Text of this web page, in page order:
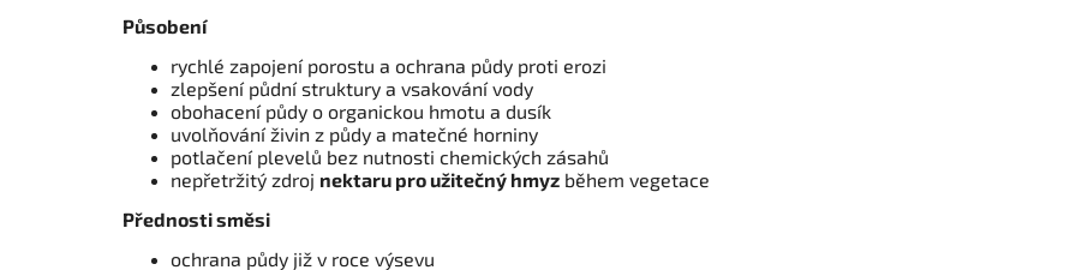
Působení
rychlé zapojení porostu a ochrana půdy proti erozi
zlepšení půdní struktury a vsakování vody
obohacení půdy o organickou hmotu a dusík
uvolňování živin z půdy a matečné horniny
potlačení plevelů bez nutnosti chemických zásahů
nepřetržitý zdroj nektaru pro užitečný hmyz během vegetace
Přednosti směsi
ochrana půdy již v roce výsevu